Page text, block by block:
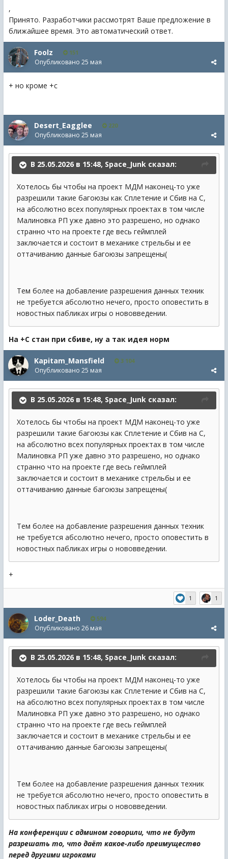
,
Принято. Разработчики рассмотрят Ваше предложение в
ближайшее время. Это автоматический ответ.
Foolz 151
Опубликовано 25 мая
+ но кроме +с
Desert_Eagglee 220
Опубликовано 25 мая
В 25.05.2026 в 15:48, Space_Junk сказал:
Хотелось бы чтобы на проект МДМ наконец-то уже
разрешили такие багоюзы как Сплетение и Сбив на С,
на абсолютно всех популярных проектах в том числе
Малиновка РП уже давно это разрешено, но однако
странно что на проекте где весь геймплей
заключается и состоит в механике стрельбы и ее
оттачиванию данные багоюзы запрещены(
Тем более на добавление разрешения данных техник
не требуется абсолютно нечего, просто оповестить в
новостных пабликах игры о нововведении.
На +С стан при сбиве, ну а так идея норм
Kapitam_Mansfield 3 104
Опубликовано 25 мая
В 25.05.2026 в 15:48, Space_Junk сказал:
Хотелось бы чтобы на проект МДМ наконец-то уже
разрешили такие багоюзы как Сплетение и Сбив на С,
на абсолютно всех популярных проектах в том числе
Малиновка РП уже давно это разрешено, но однако
странно что на проекте где весь геймплей
заключается и состоит в механике стрельбы и ее
оттачиванию данные багоюзы запрещены(
Тем более на добавление разрешения данных техник
не требуется абсолютно нечего, просто оповестить в
новостных пабликах игры о нововведении.
+
1 1
Loder_Death 594
Опубликовано 26 мая
В 25.05.2026 в 15:48, Space_Junk сказал:
Хотелось бы чтобы на проект МДМ наконец-то уже
разрешили такие багоюзы как Сплетение и Сбив на С,
на абсолютно всех популярных проектах в том числе
Малиновка РП уже давно это разрешено, но однако
странно что на проекте где весь геймплей
заключается и состоит в механике стрельбы и ее
оттачиванию данные багоюзы запрещены(
Тем более на добавление разрешения данных техник
не требуется абсолютно нечего, просто оповестить в
новостных пабликах игры о нововведении.
На конференции с админом говорили, что не будут
разрешать то, что даёт какое-либо преимущество
перед другими игроками